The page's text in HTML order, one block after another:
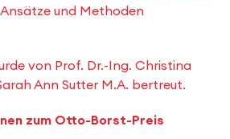
und Methoden
von Prof. Dr.-Ing. Christina
Ann Sutter M.A. bertreut.
zum Otto-Borst-Preis